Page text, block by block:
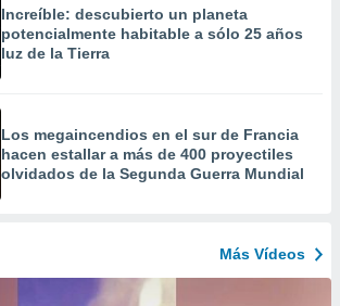
Increíble: descubierto un planeta
potencialmente habitable a sólo 25 años
luz de la Tierra
Los megaincendios en el sur de Francia
hacen estallar a más de 400 proyectiles
olvidados de la Segunda Guerra Mundial
Más Vídeos